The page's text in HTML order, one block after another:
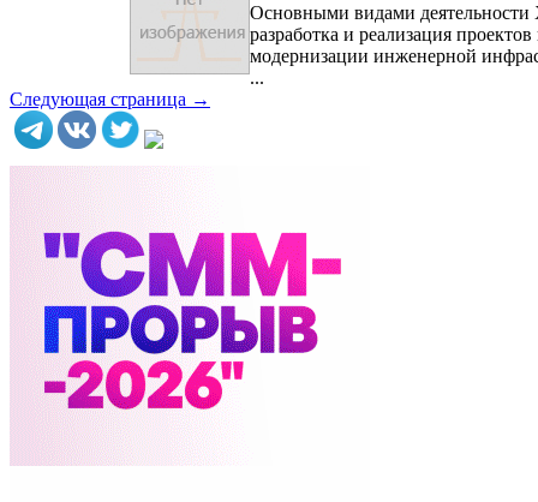
Основными видами деятельности
разработка и реализация
модернизации инженерной
...
Следующая страница →